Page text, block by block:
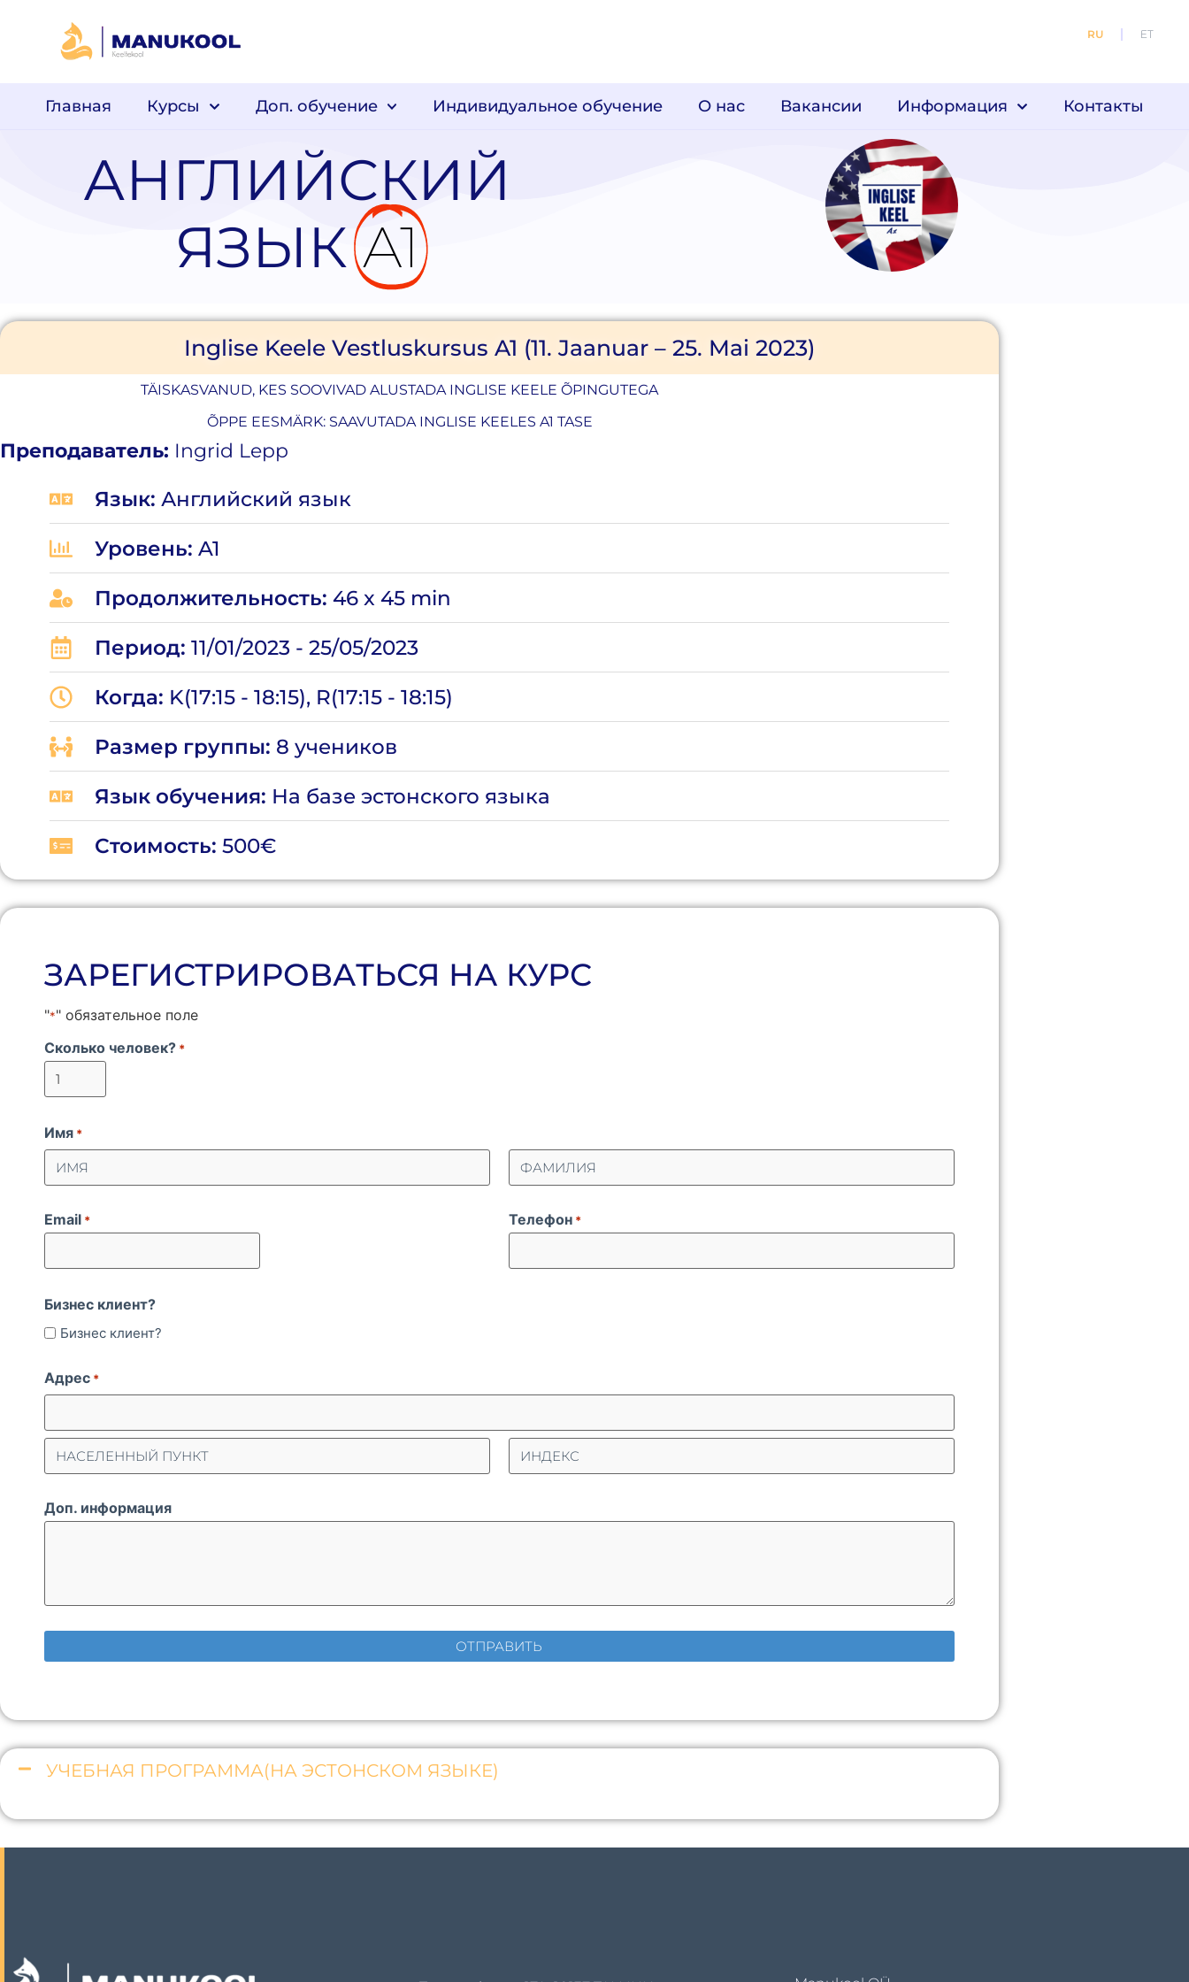
RU ET
Главная Курсы Доп. обучение Индивидуальное обучение О нас Вакансии Информация Контакты
АНГЛИЙСКИЙ
ЯЗЫК A1
Inglise Keele Vestluskursus A1 (11. Jaanuar – 25. Mai 2023)
TÄISKASVANUD, KES SOOVIVAD ALUSTADA INGLISE KEELE ÕPINGUTEGA
ÕPPE EESMÄRK: SAAVUTADA INGLISE KEELES A1 TASE
Преподаватель: Ingrid Lepp
Язык: Английский язык
Уровень: A1
Продолжительность: 46 x 45 min
Период: 11/01/2023 - 25/05/2023
Когда: K(17:15 - 18:15), R(17:15 - 18:15)
Размер группы: 8 учеников
Язык обучения: На базе эстонского языка
Стоимость: 500€
ЗАРЕГИСТРИРОВАТЬСЯ НА КУРС
"*" обязательное поле
Сколько человек? *
Имя *
Email * Телефон *
Бизнес клиент?
Бизнес клиент?
Адрес *
Доп. информация
УЧЕБНАЯ ПРОГРАММА(НА ЭСТОНСКОМ ЯЗЫКЕ)